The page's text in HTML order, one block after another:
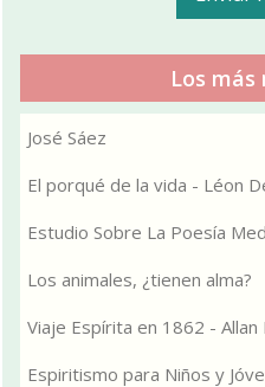
Los
José Sáez
El porqué de la vida - Léon
Estudio Sobre La Poesía
Los animales, ¿tienen alma?
Viaje Espírita en 1862 - Allan
Espiritismo para Niños y